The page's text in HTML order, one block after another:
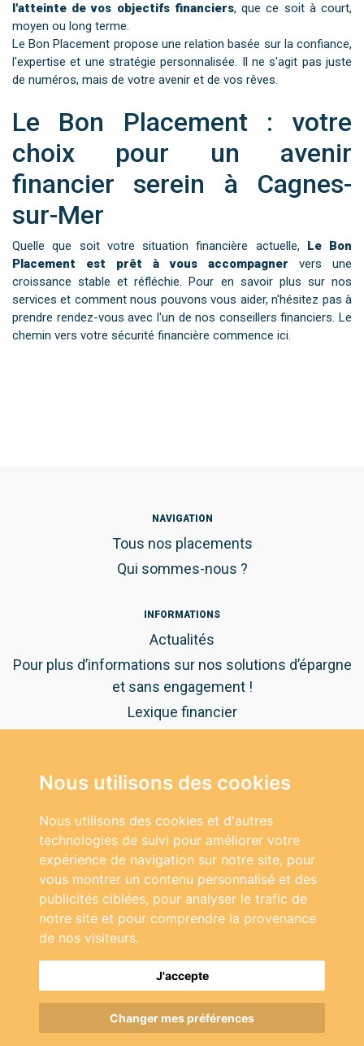
Nous utilisons des cookies
Nous utilisons des cookies et d'autres
technologies de suivi pour améliorer votre
expérience de navigation sur notre site, pour
vous montrer un contenu personnalisé et des
publicités ciblées, pour analyser le trafic de
notre site et pour comprendre la provenance
de nos visiteurs.
J'accepte
Changer mes préférences
l'atteinte de vos objectifs financiers, que ce soit à court,
moyen ou long terme.
Le Bon Placement propose une relation basée sur la confiance,
l'expertise et une stratégie personnalisée. Il ne s'agit pas juste
de numéros, mais de votre avenir et de vos rêves.
Le Bon Placement : votre
choix pour un avenir
financier serein à Cagnes-
sur-Mer
Quelle que soit votre situation financière actuelle, Le Bon
Placement est prêt à vous accompagner vers une
croissance stable et réfléchie. Pour en savoir plus sur nos
services et comment nous pouvons vous aider, n'hésitez pas à
prendre rendez-vous avec l'un de nos conseillers financiers. Le
chemin vers votre sécurité financière commence ici.
NAVIGATION
Tous nos placements
Qui sommes-nous ?
INFORMATIONS
Actualités
Pour plus d’informations sur nos solutions d’épargne
et sans engagement !
Lexique financier
NOUS CONTACTER
Nos experts vous répondent au:
04 92 38 14 74
Copyright 2026 © Le Bon Placement - Tous droits
Mentions légales-Conditions générales
d'utilisation-Plan du site- Réalisationckc-net.com